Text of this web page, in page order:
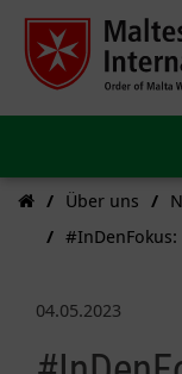
Über uns
04.05.2023